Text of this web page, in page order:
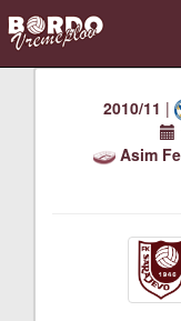
2010/11 |
Asim